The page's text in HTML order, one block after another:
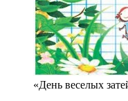
«День веселых